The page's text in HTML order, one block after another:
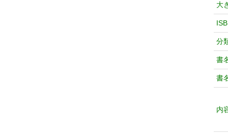
大
分
書
書
内